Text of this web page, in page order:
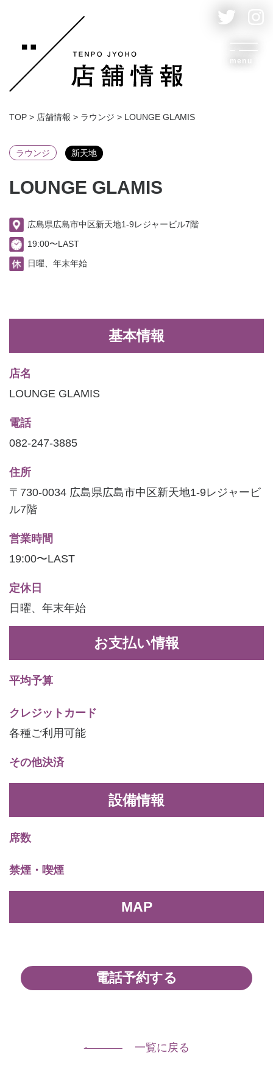
menu
TOP > 店舗情報 > ラウンジ > LOUNGE GLAMIS
ラウンジ 新天地
LOUNGE GLAMIS
広島県広島市中区新天地1-9レジャービル7階
19:00〜LAST
日曜、年末年始
基本情報
店名
LOUNGE GLAMIS
電話
082-247-3885
住所
〒730-0034 広島県広島市中区新天地1-9レジャービ
ル7階
営業時間
19:00〜LAST
定休日
日曜、年末年始
お支払い情報
平均予算
クレジットカード
各種ご利用可能
その他決済
設備情報
席数
禁煙・喫煙
MAP
電話予約する
一覧に戻る